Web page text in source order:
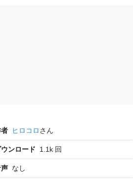
ヒロコロさん
ウンロード 1.1k 回
なし